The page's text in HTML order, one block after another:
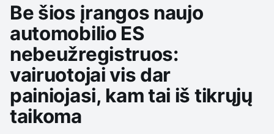
Be šios įrangos naujo
automobilio ES
nebeužregistruos:
vairuotojai vis dar
painiojasi, kam tai iš tikrųjų
taikoma